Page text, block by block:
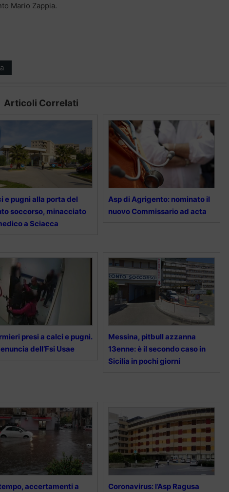
Mario Zappia.
Articoli Correlati
e pugni alla porta del
soccorso, minacciato
a Sciacca
Asp di Agrigento: nominato il
nuovo Commissario ad acta
presi a calci e pugni.
dell’Fsi Usae
Messina, pitbull azzanna
13enne: è il secondo caso in
Sicilia in pochi giorni
accertamenti a
Coronavirus: l’Asp Ragusa